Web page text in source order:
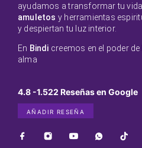
ayudamos a transformar tu
amuletos y herramientas
y despiertan tu luz interior.
En Bindi creemos en el poder
alma
4.8 -1.522 Reseñas en Google
AÑADIR RESEÑA